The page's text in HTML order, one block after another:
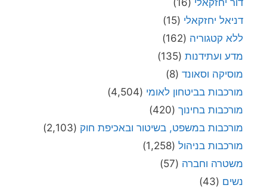
דניאל יחזקאלי (15)
ללא קטגוריה (162)
מדע ועתידנות (135)
מוסיקה וסאונד (8)
מורכבות בביטחון לאומי (4,504)
מורכבות בחינוך (420)
מורכבות במשפט, בשיטור ובאכיפת חוק (2,103)
מורכבות בניהול (1,258)
משטרה וחברה (57)
נשים (43)